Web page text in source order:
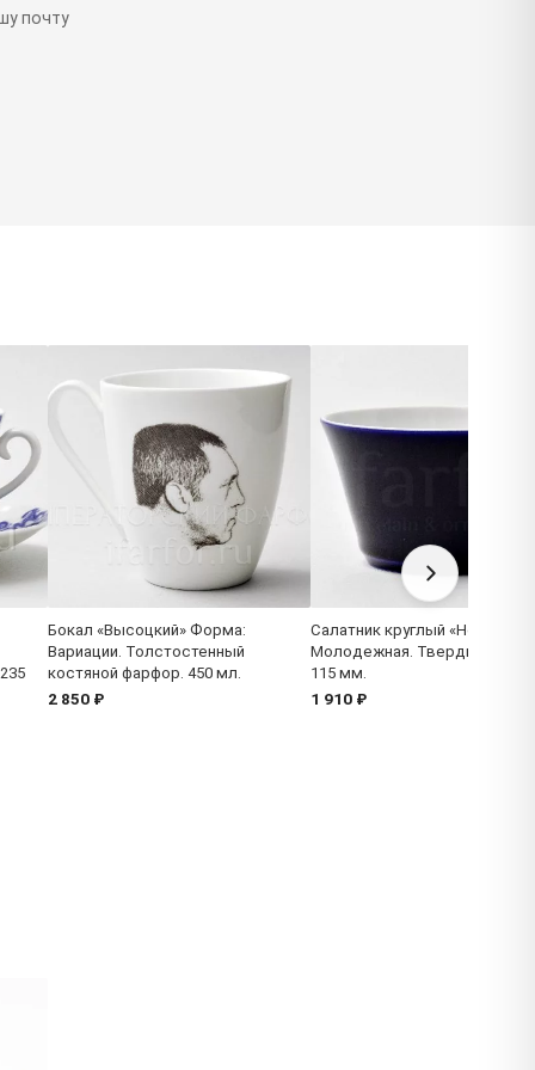
почту
Бокал «Высоцкий» Форма:
Вариации. Толстостенный
костяной фарфор. 450 мл.
2 850 ₽
Салатник круглый «Ночь»
Молодежная. Твердый
115 мм.
1 910 ₽